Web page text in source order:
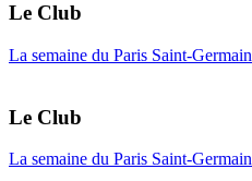
Le Club
La semaine du Paris Saint-Germain
Le Club
La semaine du Paris Saint-Germain